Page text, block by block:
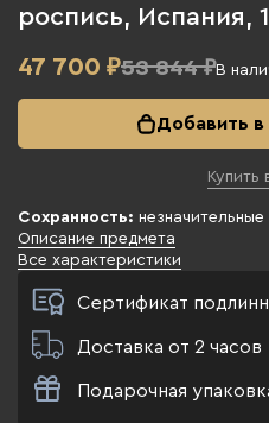
роспись, Испания,
47 700 ₽53 844 ₽В
Добавить в
Купить
Сохранность:
Описание предмета
Все характеристики
Сертификат
Доставка от 2 часов
Подарочная